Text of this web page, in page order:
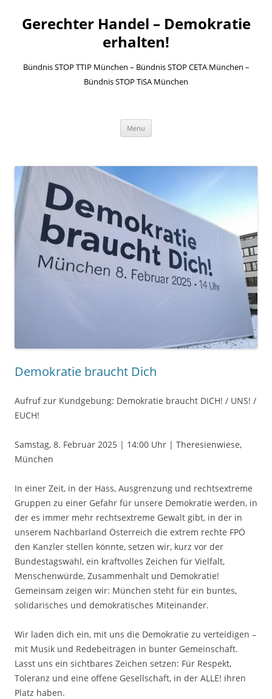
Gerechter Handel – Demokratie
erhalten!
Bündnis STOP TTIP München – Bündnis STOP CETA München –
Bündnis STOP TiSA München
Menu
Demokratie braucht Dich
Aufruf zur Kundgebung: Demokratie braucht DICH! / UNS! /
EUCH!
Samstag, 8. Februar 2025 | 14:00 Uhr | Theresienwiese,
München
In einer Zeit, in der Hass, Ausgrenzung und rechtsextreme
Gruppen zu einer Gefahr für unsere Demokratie werden, in
der es immer mehr rechtsextreme Gewalt gibt, in der in
unserem Nachbarland Österreich die extrem rechte FPÖ
den Kanzler stellen könnte, setzen wir, kurz vor der
Bundestagswahl, ein kraftvolles Zeichen für Vielfalt,
Menschenwürde, Zusammenhalt und Demokratie!
Gemeinsam zeigen wir: München steht für ein buntes,
solidarisches und demokratisches Miteinander.
Wir laden dich ein, mit uns die Demokratie zu verteidigen –
mit Musik und Redebeiträgen in bunter Gemeinschaft.
Lasst uns ein sichtbares Zeichen setzen: Für Respekt,
Toleranz und eine offene Gesellschaft, in der ALLE! ihren
Platz haben.